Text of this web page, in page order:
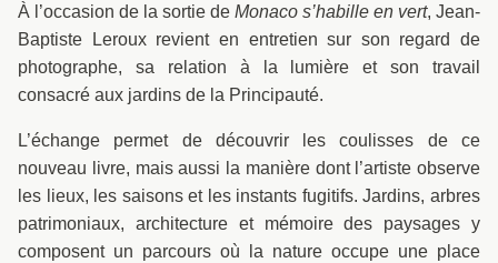
À l’occasion de la sortie de Monaco s’habille en vert, Jean-
Baptiste Leroux revient en entretien sur son regard de
photographe, sa relation à la lumière et son travail
consacré aux jardins de la Principauté.
L’échange permet de découvrir les coulisses de ce
nouveau livre, mais aussi la manière dont l’artiste observe
les lieux, les saisons et les instants fugitifs. Jardins, arbres
patrimoniaux, architecture et mémoire des paysages y
composent un parcours où la nature occupe une place